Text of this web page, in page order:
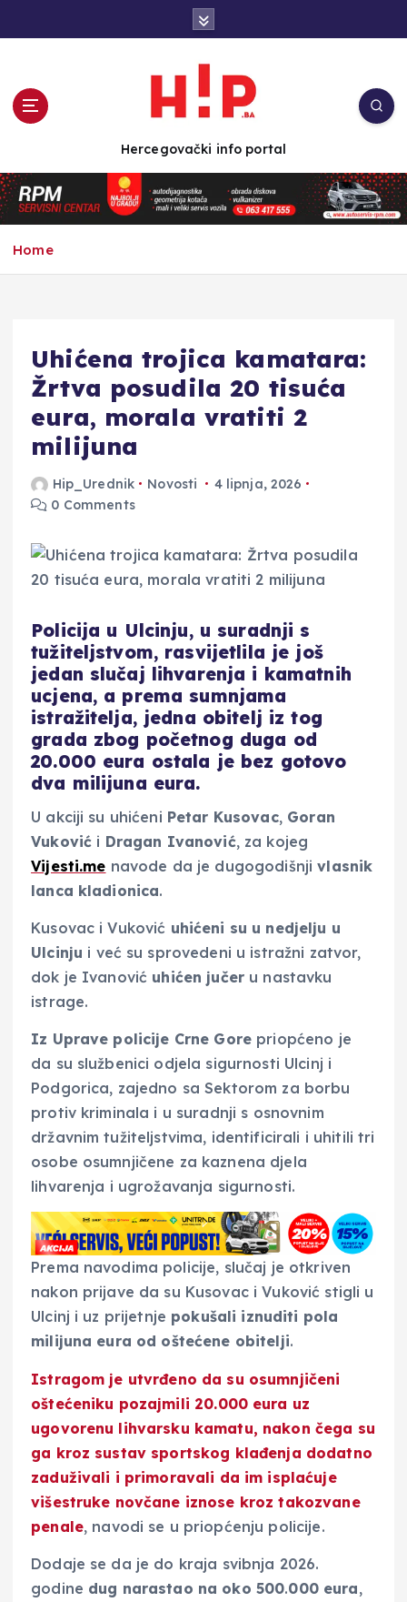
n
t
e
Hercegovački info portal
Home
Uhićena trojica kamatara:
Žrtva posudila 20 tisuća
eura, morala vratiti 2
milijuna
Hip_Urednik Novosti
4 lipnja, 2026
0 Comments
Policija u Ulcinju, u suradnji s
tužiteljstvom, rasvijetlila je još
jedan slučaj lihvarenja i kamatnih
ucjena, a prema sumnjama
istražitelja, jedna obitelj iz tog
grada zbog početnog duga od
20.000 eura ostala je bez gotovo
dva milijuna eura.
U akciji su uhićeni Petar Kusovac, Goran
Vuković i Dragan Ivanović, za kojeg
Vijesti.me navode da je dugogodišnjivlasnik
lanca kladionica.
Kusovac i Vuković uhićeni su u nedjelju u
Ulcinju i već su sprovedeni u istražni zatvor,
dok je Ivanović uhićen jučer u nastavku
istrage.
Iz Uprave policije Crne Gore priopćeno je
da su službenici odjela sigurnosti Ulcinj i
Podgorica, zajedno sa Sektorom za borbu
protiv kriminala i u suradnji s osnovnim
državnim tužiteljstvima, identificirali i uhitili tri
osobe osumnjičene za kaznena djela
lihvarenja i ugrožavanja sigurnosti.
Prema navodima policije, slučaj je otkriven
nakon prijave da su Kusovac i Vuković stigli u
Ulcinj i uz prijetnje pokušali iznuditi pola
milijuna eura od oštećene obitelji.
Istragom je utvrđeno da su osumnjičeni
oštećeniku pozajmili 20.000 eura uz
ugovorenu lihvarsku kamatu, nakon čega su
ga kroz sustav sportskog klađenja dodatno
zaduživali i primoravali da im isplaćuje
višestruke novčane iznose kroz takozvane
penale, navodi se u priopćenju policije.
Dodaje se da je do kraja svibnja 2026.
godine dug narastao na oko 500.000 eura,